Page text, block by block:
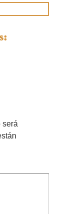
será